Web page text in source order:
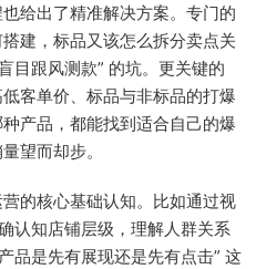
给出了精准解决方案。专门的
建，标品又该怎么拆分卖点关
目跟风测款” 的坑。更关键的
客单价、标品与非标品的打爆
产品，都能找到适合自己的爆
望而却步。
的核心基础认知。比如通过视
认知店铺层级，理解人群关系
品是先有展现还是先有点击” 这